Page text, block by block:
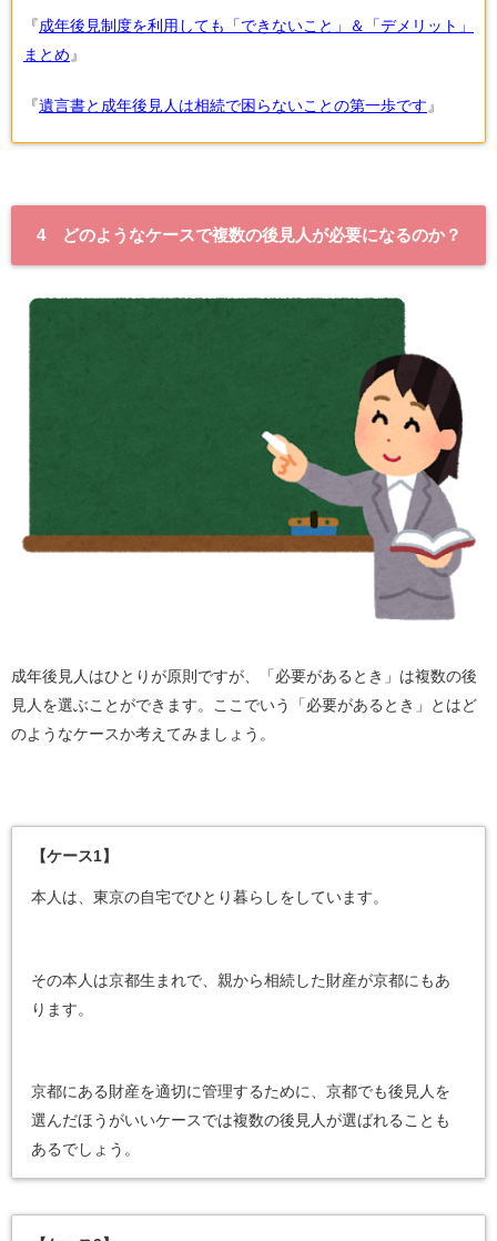
『成年後見制度を利用しても「できないこと」＆「デメリット」
まとめ 』
『遺言書と成年後見人は相続で困らないことの第一歩です 』
4 どのようなケースで複数の後見人が必要になるのか？
成年後見人はひとりが原則ですが、「必要があるとき」は複数の後
見人を選ぶことができます。ここでいう「必要があるとき」とはど
のようなケースか考えてみましょう。
【ケース1】
本人は、東京の自宅でひとり暮らしをしています。
その本人は京都生まれで、親から相続した財産が京都にもあ
ります。
京都にある財産を適切に管理するために、京都でも後見人を
選んだほうがいいケースでは複数の後見人が選ばれることも
あるでしょう。